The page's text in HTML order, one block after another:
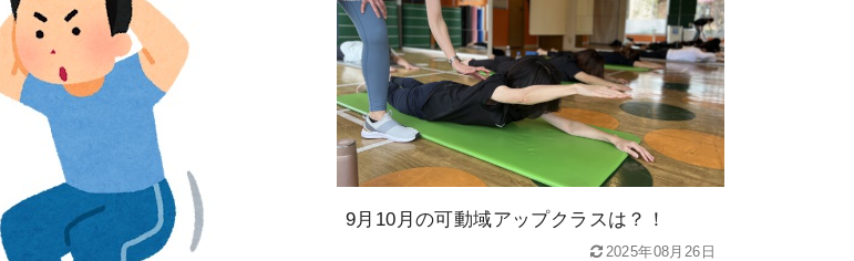
9月10月の可動域アップクラスは？！
2025年08月26日